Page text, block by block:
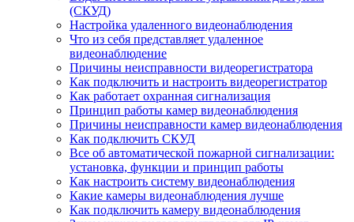
(СКУД)
Настройка удаленного видеонаблюдения
Что из себя представляет удаленное
видеонаблюдение
Причины неисправности видеорегистратора
Как подключить и настроить видеорегистратор
Как работает охранная сигнализация
Принцип работы камер видеонаблюдения
Причины неисправности камер видеонаблюдения
Как подключить СКУД
Все об автоматической пожарной сигнализации:
установка, функции и принцип работы
Как настроить систему видеонаблюдения
Какие камеры видеонаблюдения лучше
Как подключить камеру видеонаблюдения